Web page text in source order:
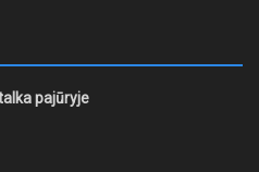
pajūryje